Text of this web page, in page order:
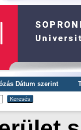
Dátum szerint